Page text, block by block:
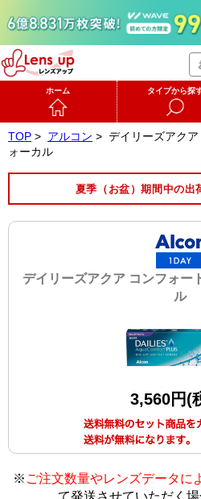
ホーム タイプから探
TOP > アルコン > デイリーズアク
ォーカル
夏季（お盆）期間中の出
デイリーズアクア コンフォー
ル
3,560円(
※ ご注文数量やレンズデータに
て発送させていただく